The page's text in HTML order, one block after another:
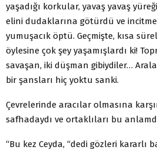
yaşadığı korkular, yavaş yavaş
elini dudaklarına götürdü ve
yumuşacık öptü. Geçmişte, kısa
öylesine çok şey yaşamışlardı ki!
savaşan, iki düşman gibiydiler…
bir şansları hiç yoktu sanki.
Çevrelerinde aracılar olmasına
safhadaydı ve ortaklıları bu
“Bu kez Ceyda, “dedi gözleri kararlı